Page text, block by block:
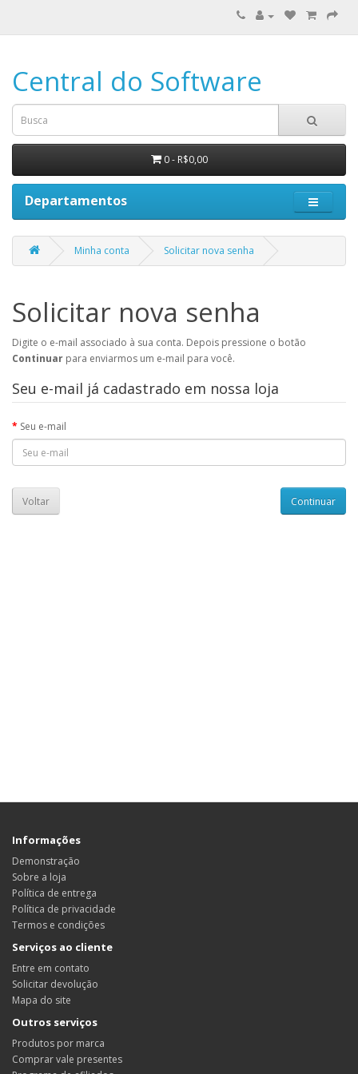
Central do Software
0 - R$0,00
Departamentos
Minha conta Solicitar nova senha
Solicitar nova senha
Digite o e-mail associado à sua conta. Depois pressione o botão
Continuar para enviarmos um e-mail para você.
Seu e-mail já cadastrado em nossa loja
Seu e-mail
Voltar
Informações
Demonstração
Sobre a loja
Política de entrega
Política de privacidade
Termos e condições
Serviços ao cliente
Entre em contato
Solicitar devolução
Mapa do site
Outros serviços
Produtos por marca
Comprar vale presentes